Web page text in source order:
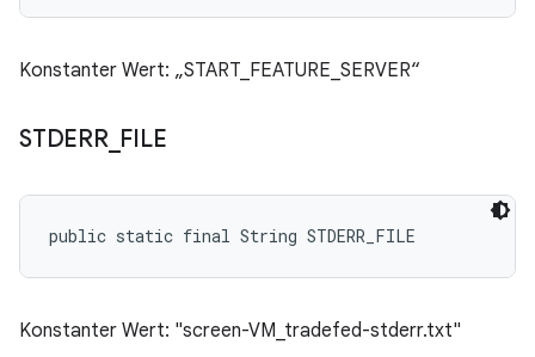
Konstanter Wert: „START_FEATURE_SERVER“
STDERR_ FILE
public static final String STDERR_FILE
Konstanter Wert: "screen-VM_tradefed-stderr.txt"